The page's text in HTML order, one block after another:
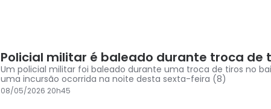
Policial militar é baleado durante troca de
Um policial militar foi baleado durante uma troca de tiros no
uma incursão ocorrida na noite desta sexta-feira (8)
08/05/2026 20h45